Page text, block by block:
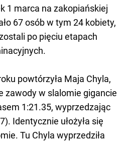
1 marca na zakopiańskiej
67 osób w tym 24 kobiety,
po pięciu etapach
powtórzyła Maja Chyla,
zawody w slalomie gigancie
1:21.35, wyprzedzając
Identycznie ułożyła się
Tu Chyla wyprzedziła